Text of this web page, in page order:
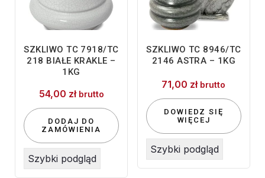
SZKLIWO TC 7918/TC
218 BIAŁE KRAKLE –
1KG
54,00 zł brutto
DODAJ DO
ZAMÓWIENIA
Szybki podgląd
SZKLIWO TC 8946/TC
2146 ASTRA – 1KG
71,00 zł brutto
DOWIEDZ SIĘ
WIĘCEJ
Szybki podgląd